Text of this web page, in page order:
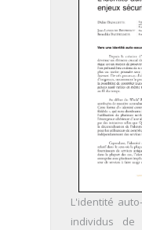
L'identité
individus de